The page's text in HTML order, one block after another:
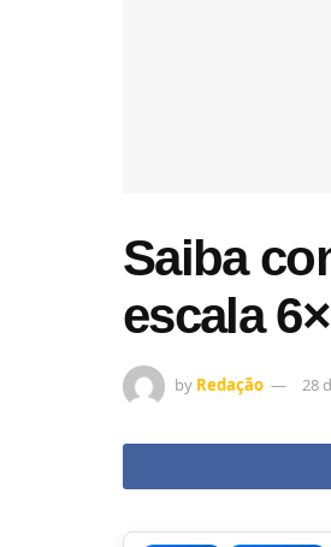
Saiba
escala
by Redação 28